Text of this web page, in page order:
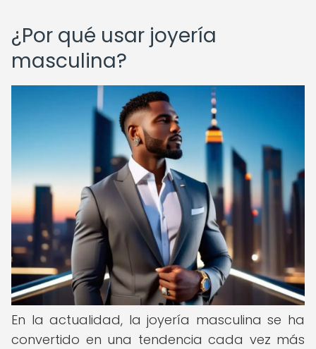
¿Por qué usar joyería
masculina?
En la actualidad, la joyería masculina se ha
convertido en una tendencia cada vez más